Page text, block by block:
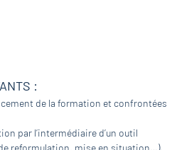
:
de la formation et confrontées
par l’intermédiaire d’un outil
reformulation, mise en situation…).